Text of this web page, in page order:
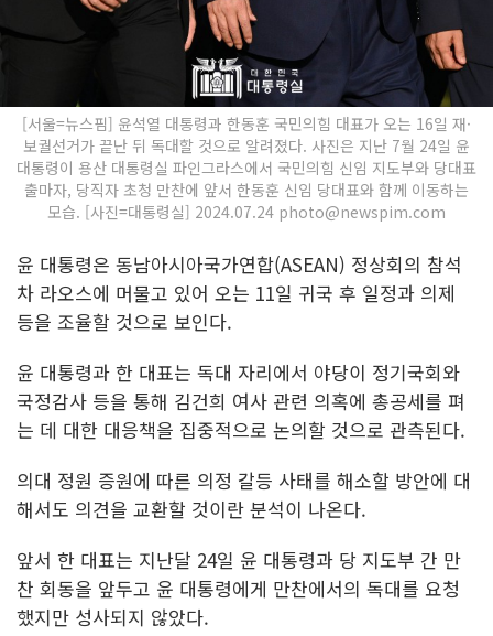
[서울=뉴스핌] 윤석열 대통령과 한동훈 국민의힘 대표가 오는 16일 재·
보궐선거가 끝난 뒤 독대할 것으로 알려졌다. 사진은 지난 7월 24일 윤
대통령이 용산 대통령실 파인그라스에서 국민의힘 신임 지도부와 당대표
출마자, 당직자 초청 만찬에 앞서 한동훈 신임 당대표와 함께 이동하는
모습. [사진=대통령실] 2024.07.24 photo@newspim.com
윤 대통령은 동남아시아국가연합(ASEAN) 정상회의 참석
차 라오스에 머물고 있어 오는 11일 귀국 후 일정과 의제
등을 조율할 것으로 보인다.
윤 대통령과 한 대표는 독대 자리에서 야당이 정기국회와
국정감사 등을 통해 김건희 여사 관련 의혹에 총공세를 펴
는 데 대한 대응책을 집중적으로 논의할 것으로 관측된다.
의대 정원 증원에 따른 의정 갈등 사태를 해소할 방안에 대
해서도 의견을 교환할 것이란 분석이 나온다.
앞서 한 대표는 지난달 24일 윤 대통령과 당 지도부 간 만
찬 회동을 앞두고 윤 대통령에게 만찬에서의 독대를 요청
했지만 성사되지 않았다.